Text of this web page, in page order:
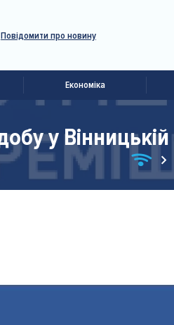
Повідомити про новину
Економіка
у Вінницькій